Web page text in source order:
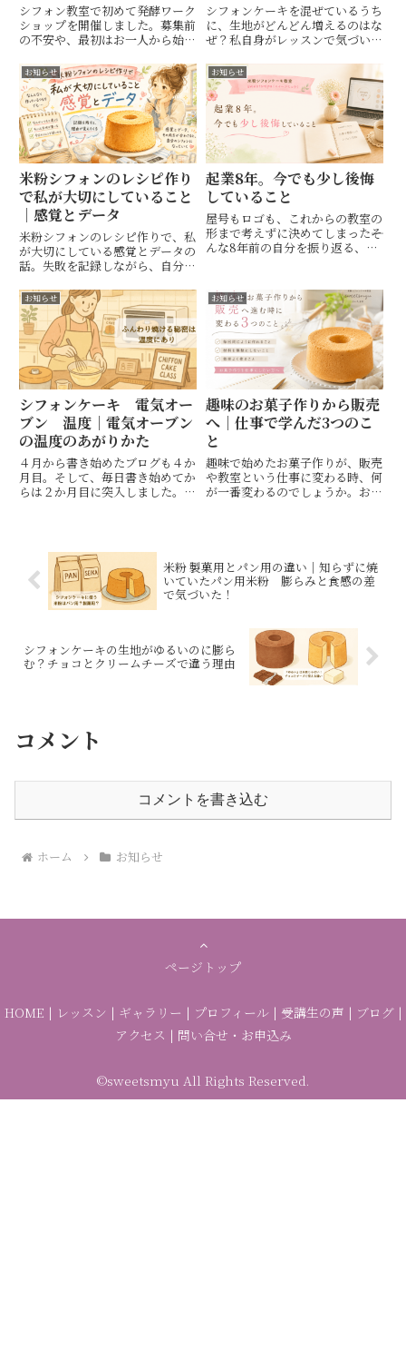
シフォン教室で初めて発酵ワーク
ショップを開催しました。募集前
の不安や、最初はお一人から始ま
して発酵を通して感じた思いをお
話しします。
シフォンケーキを混ぜているうち
に、生地がどんどん増えるのはな
ぜ？私自身がレッスンで気づい
みがしぼんでしまう原因につい
て、体験を通してお伝えします。
お知らせ
米粉シフォンのレシピ作り
で私が大切にしていること
｜感覚とデータ
米粉シフォンのレシピ作りで、私
が大切にしている感覚とデータの
話。失敗を記録しながら、自分の
ます。
お知らせ
起業8年。今でも少し後悔
していること
屋号もロゴも、これからの教室の
形まで考えずに決めてしまった――そ
んな8年前の自分を振り返る、米
お知らせ
シフォンケーキ 電気オー
ブン 温度｜電気オーブン
の温度のあがりかた
４月から書き始めたブログも４か
月目。そして、毎日書き始めてか
らは２か月目に突入しました。１
は○お悩み解決○シフォンで起業
○シフォンケーキ製作お役立ち...
お知らせ
趣味のお菓子作りから販売
へ｜仕事で学んだ3つのこ
と
趣味で始めたお菓子作りが、販売
や教室という仕事に変わる時、何
が一番変わるのでしょうか。お菓
大切な3つの考え方をお伝えしま
す。
米粉 製菓用とパン用の違い｜知らずに焼
いていたパン用米粉 膨らみと食感の差
で気づいた！
シフォンケーキの生地がゆるいのに膨ら
む？チョコとクリームチーズで違う理由
コメント
コメントを書き込む
ホーム お知らせ
ページトップ
HOME | レッスン | ギャラリー | プロフィール| 受講生の声 | ブログ|
アクセス | 問い合せ・お申込み
©sweetsmyu All Rights Reserved.